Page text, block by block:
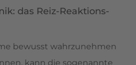
das Reiz-Reaktions-
bewusst wahrzunehmen
kann die sogenannte